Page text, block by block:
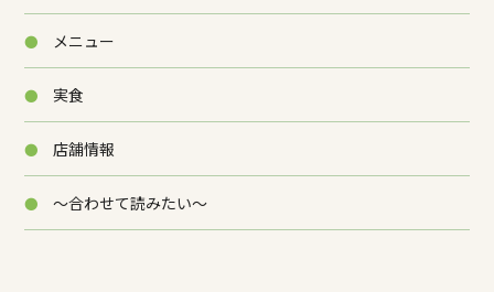
メニュー
実食
店舗情報
～合わせて読みたい～